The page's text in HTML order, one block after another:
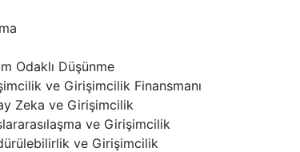
Odaklı Düşünme
ve Girişimcilik Finansmanı
Zeka ve Girişimcilik
ve Girişimcilik
ve Girişimcilik